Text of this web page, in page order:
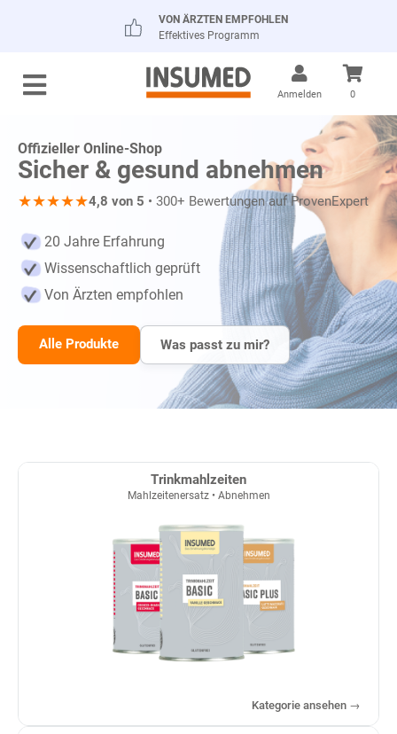
Anmelden 0
VON ÄRZTEN EMPFOHLEN
Effektives Programm
Offizieller Online-Shop
Sicher & gesund abnehmen
★★★★★4,8 von 5 • 300+ Bewertungen auf ProvenExpert
20 Jahre Erfahrung
Wissenschaftlich geprüft
Von Ärzten empfohlen
Alle Produkte Was passt zu mir?
Trinkmahlzeiten
Mahlzeitenersatz • Abnehmen
Kategorie ansehen →